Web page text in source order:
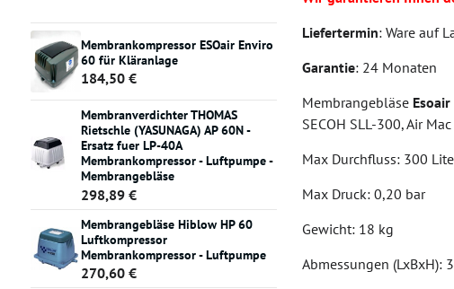
Liefertermin: Ware auf
Garantie: 24 Monaten
Membrangebläse
SECOH SLL-300, Air
Max Durchfluss: 300
Max Druck: 0,20 bar
Gewicht: 18 kg
Abmessungen (LxBxH):
Membrankompressor ESOair Enviro
60 für Kläranlage
184,50 €
Membranverdichter THOMAS
Rietschle (YASUNAGA) AP 60N -
Ersatz fuer LP-40A
Membrankompressor - Luftpumpe -
Membrangebläse
298,89 €
Membrangebläse Hiblow HP 60
Luftkompressor
Membrankompressor - Luftpumpe
270,60 €